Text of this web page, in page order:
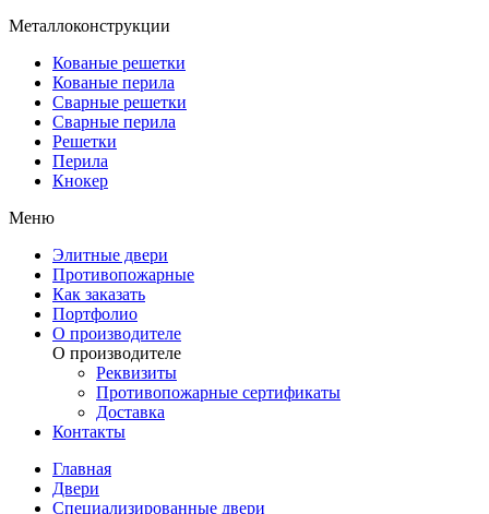
Металлоконструкции
Кованые решетки
Кованые перила
Сварные решетки
Сварные перила
Решетки
Перила
Кнокер
Меню
Элитные двери
Противопожарные
Как заказать
Портфолио
О производителе
О производителе
Реквизиты
Противопожарные сертификаты
Доставка
Контакты
Главная
Двери
Специализированные двери